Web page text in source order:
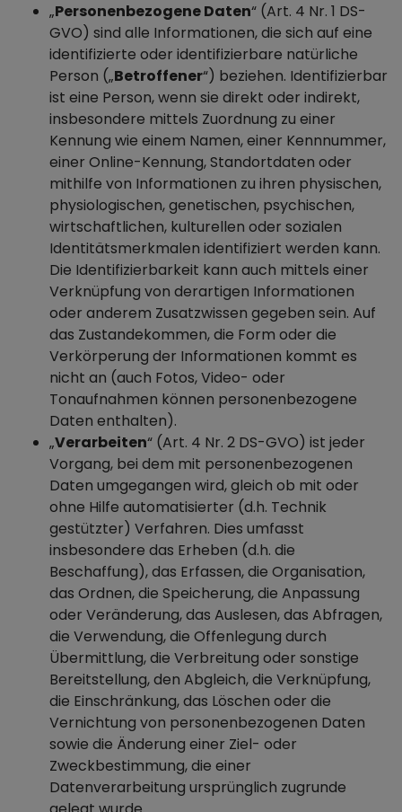
„Personenbezogene Daten“ (Art. 4 Nr. 1 DS-
GVO) sind alle Informationen, die sich auf eine
identifizierte oder identifizierbare natürliche
Person („Betroffener“) beziehen. Identifizierbar
ist eine Person, wenn sie direkt oder indirekt,
insbesondere mittels Zuordnung zu einer
Kennung wie einem Namen, einer Kennnummer,
einer Online-Kennung, Standortdaten oder
mithilfe von Informationen zu ihren physischen,
physiologischen, genetischen, psychischen,
wirtschaftlichen, kulturellen oder sozialen
Identitätsmerkmalen identifiziert werden kann.
Die Identifizierbarkeit kann auch mittels einer
Verknüpfung von derartigen Informationen
oder anderem Zusatzwissen gegeben sein. Auf
das Zustandekommen, die Form oder die
Verkörperung der Informationen kommt es
nicht an (auch Fotos, Video- oder
Tonaufnahmen können personenbezogene
Daten enthalten).
„Verarbeiten“ (Art. 4 Nr. 2 DS-GVO) ist jeder
Vorgang, bei dem mit personenbezogenen
Daten umgegangen wird, gleich ob mit oder
ohne Hilfe automatisierter (d.h. Technik
gestützter) Verfahren. Dies umfasst
insbesondere das Erheben (d.h. die
Beschaffung), das Erfassen, die Organisation,
das Ordnen, die Speicherung, die Anpassung
oder Veränderung, das Auslesen, das Abfragen,
die Verwendung, die Offenlegung durch
Übermittlung, die Verbreitung oder sonstige
Bereitstellung, den Abgleich, die Verknüpfung,
die Einschränkung, das Löschen oder die
Vernichtung von personenbezogenen Daten
sowie die Änderung einer Ziel- oder
Zweckbestimmung, die einer
Datenverarbeitung ursprünglich zugrunde